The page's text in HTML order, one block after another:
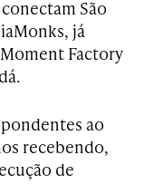
São
já
Factory
ao
recebendo,
de